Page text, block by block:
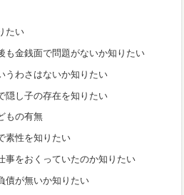
たい
も金銭面で問題がないか知りたい
うわさはないか知りたい
隠し子の存在を知りたい
もの有無
素性を知りたい
事をおくっていたのか知りたい
債が無いか知りたい